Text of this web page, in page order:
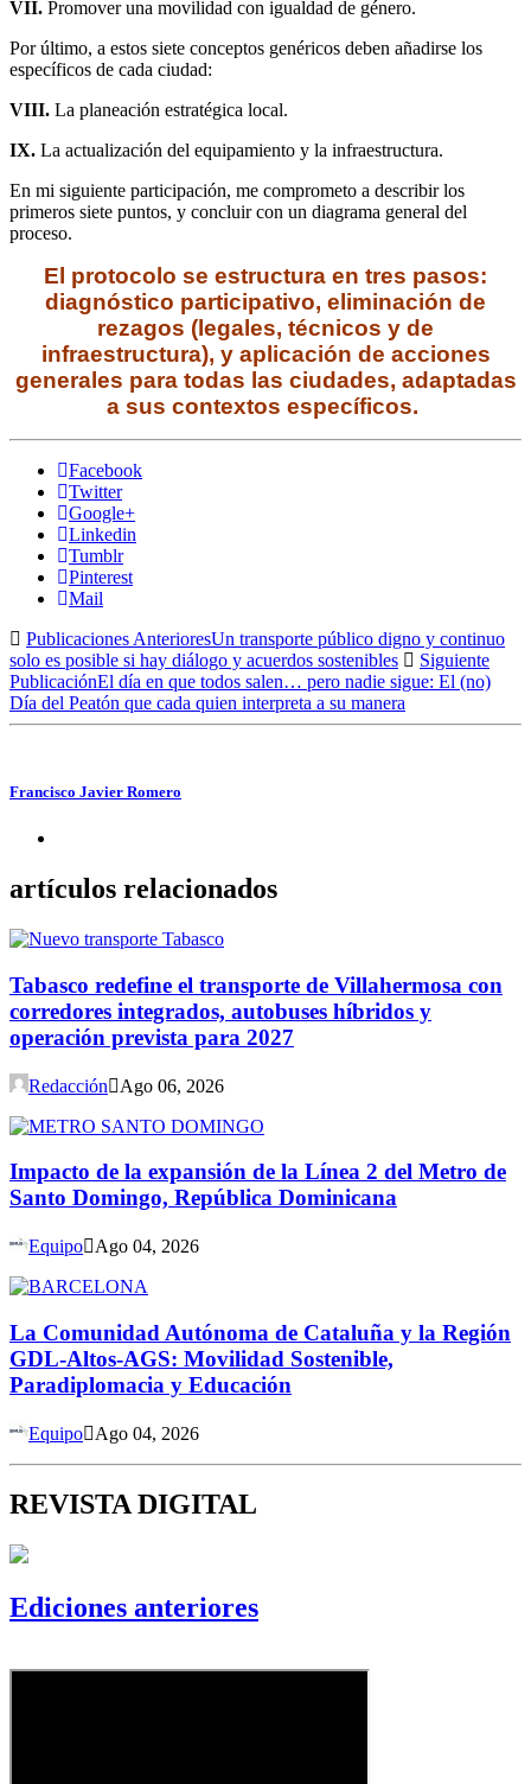
VII. Promover una movilidad con igualdad de género.
Por último, a estos siete conceptos genéricos deben añadirse los
específicos de cada ciudad:
VIII. La planeación estratégica local.
IX. La actualización del equipamiento y la infraestructura.
En mi siguiente participación, me comprometo a describir los
primeros siete puntos, y concluir con un diagrama general del
proceso.
El protocolo se estructura en tres pasos:
diagnóstico participativo, eliminación de
rezagos (legales, técnicos y de
infraestructura), y aplicación de acciones
generales para todas las ciudades, adaptadas
a sus contextos específicos.
Facebook
Twitter
Google+
Linkedin
Tumblr
Pinterest
Mail
Publicaciones AnterioresUn transporte público digno y continuo
solo es posible si hay diálogo y acuerdos sostenibles
Siguiente
PublicaciónEl día en que todos salen… pero nadie sigue: El (no)
Día del Peatón que cada quien interpreta a su manera
Francisco Javier Romero
artículos relacionados
Tabasco redefine el transporte de Villahermosa con
corredores integrados, autobuses híbridos y
operación prevista para 2027
Redacción Ago 06, 2026
Impacto de la expansión de la Línea 2 del Metro de
Santo Domingo, República Dominicana
Equipo Ago 04, 2026
La Comunidad Autónoma de Cataluña y la Región
GDL-Altos-AGS: Movilidad Sostenible,
Paradiplomacia y Educación
Equipo Ago 04, 2026
REVISTA DIGITAL
Ediciones anteriores